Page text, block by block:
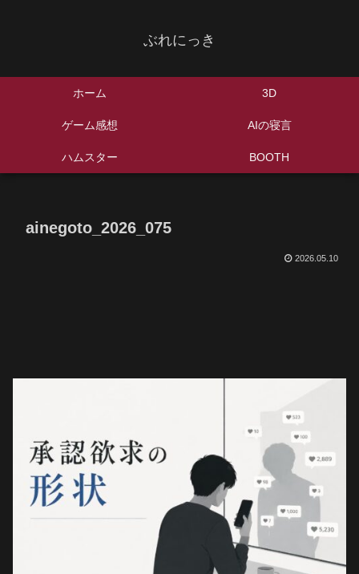
ぶれにっき
ホーム 3D
ゲーム感想 AIの寝言
ハムスター BOOTH
ainegoto_2026_075
2026.05.10